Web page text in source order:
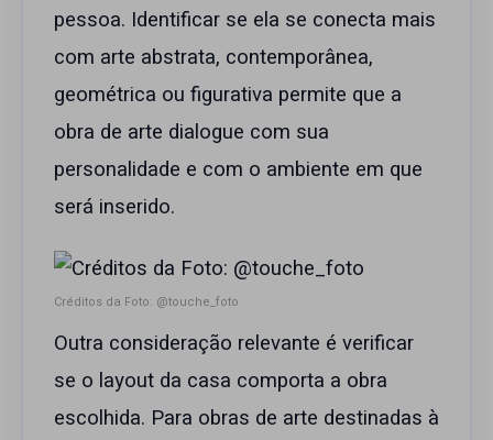
pessoa. Identificar se ela se conecta mais
com arte abstrata, contemporânea,
geométrica ou figurativa permite que a
obra de arte dialogue com sua
personalidade e com o ambiente em que
será inserido.
Créditos da Foto: @touche_foto
Outra consideração relevante é verificar
se o layout da casa comporta a obra
escolhida. Para obras de arte destinadas à